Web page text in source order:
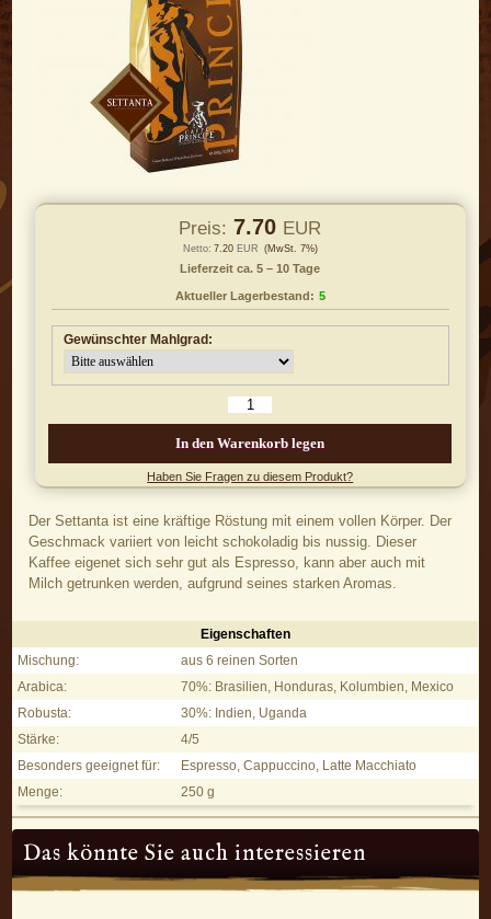
Preis: 7.70 EUR
Netto: 7.20 EUR (MwSt. 7%)
Lieferzeit ca. 5 – 10 Tage
Aktueller Lagerbestand: 5
Gewünschter Mahlgrad:
Haben Sie Fragen zu diesem Produkt?
Der Settanta ist eine kräftige Röstung mit einem vollen Körper. Der
Geschmack variiert von leicht schokoladig bis nussig. Dieser
Kaffee eigenet sich sehr gut als Espresso, kann aber auch mit
Milch getrunken werden, aufgrund seines starken Aromas.
Settanta, 250 g - Eigenschaften
Eigenschaften
Mischung:
aus 6 reinen Sorten
Arabica:
70%: Brasilien, Honduras, Kolumbien, Mexico
Robusta:
30%: Indien, Uganda
Stärke:
4/5
Besonders geeignet für:
Espresso, Cappuccino, Latte Macchiato
Menge:
250 g
Das könnte Sie auch interessieren